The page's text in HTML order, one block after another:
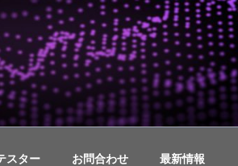
ブ
診断、セキュリティコンサルティング
スター お問合わせ 最新情報